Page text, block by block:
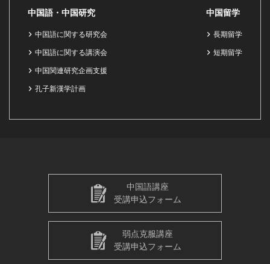
中国語・中国研究
中国語に関する研究会
中国語に関する講演会
中国関連研究企画支援
孔子新漢学計画
中国留学
長期留学
短期留学
中国語講座
受講申込フォーム
弱点克服講座
受講申込フォーム